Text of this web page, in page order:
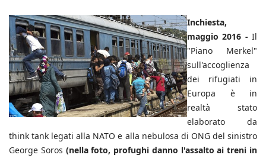
Inchiesta,
maggio 2016 - Il
"Piano Merkel"
sull'accoglienza
dei rifugiati in
Europa è in
realtà stato
elaborato da
think tank legati alla NATO e alla nebulosa di ONG del sinistro
George Soros (nella foto, profughi danno l'assalto ai treni in